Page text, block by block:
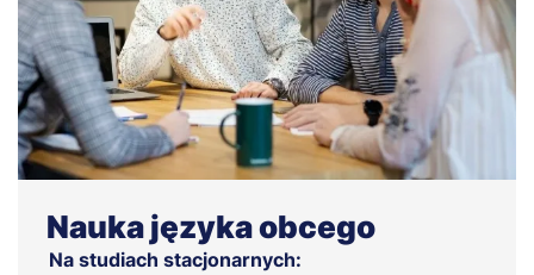
Nauka języka obcego
Na studiach stacjonarnych: